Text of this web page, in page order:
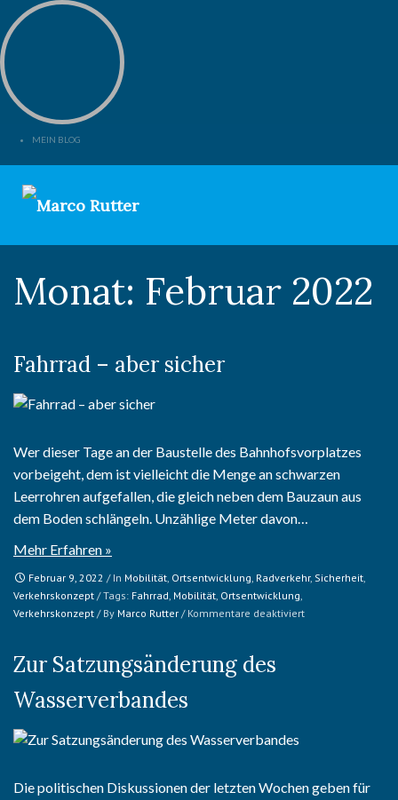
MEIN BLOG
Monat: Februar 2022
Fahrrad – aber sicher
Wer dieser Tage an der Baustelle des Bahnhofsvorplatzes
vorbeigeht, dem ist vielleicht die Menge an schwarzen
Leerrohren aufgefallen, die gleich neben dem Bauzaun aus
dem Boden schlängeln. Unzählige Meter davon…
Mehr Erfahren »
Februar 9, 2022 / In Mobilität Ortsentwicklung Radverkehr, Sicherheit
Verkehrskonzept / Tags: Fahrrad Mobilität Ortsentwicklung
Verkehrskonzept / By Marco Rutter / Kommentare deaktiviertfür
Zur Satzungsänderung des
Wasserverbandes
Die politischen Diskussionen der letzten Wochen geben für